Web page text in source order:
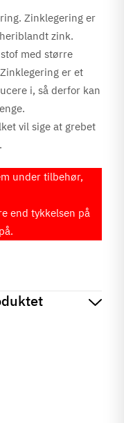
Zinklegering er
zink.
med større
er et
i, så derfor kan
vil sige at grebet
under tilbehør,
end tykkelsen på